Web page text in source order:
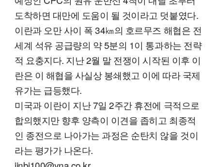
도착하면 대만에 도움이 될 것이라고 덧붙였다.
이란과 오만 사이 폭 34㎞의 호르무즈 해협은 전
세계 석유 공급량의 약 5분의 1이 통과하는 전략
적 요충지다. 지난 2월 말 전쟁이 시작된 이후 이
란은 이 해협을 사실상 봉쇄했고 이에 따라 국제
유가는 급등했다.
미국과 이란이 지난 7일 2주간 휴전에 극적으로
합의했지만 향후 양측이 이견을 좁히고 최종적
인 종전으로 나아가는 과정은 순탄치 않을 것이
라는 평가가 나온다.